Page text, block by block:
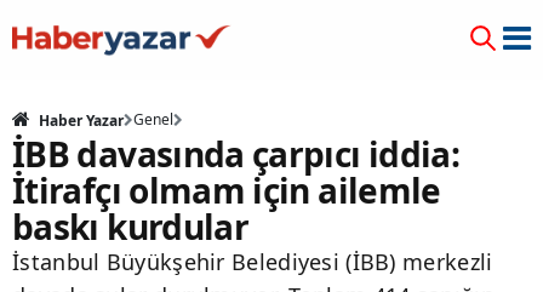
Haber Yazar Genel
İBB davasında çarpıcı iddia:
İtirafçı olmam için ailemle
baskı kurdular
İstanbul Büyükşehir Belediyesi (İBB) merkezli